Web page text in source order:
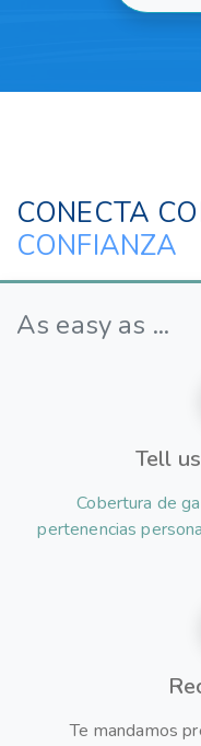
CONECTA
CONFIANZA
As easy as ...
Tell
Cobertura de
pertenencias
Te mandamos